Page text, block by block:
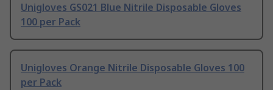
Unigloves GS021 Blue Nitrile Disposable Gloves
100 per Pack
Unigloves Orange Nitrile Disposable Gloves 100
per Pack